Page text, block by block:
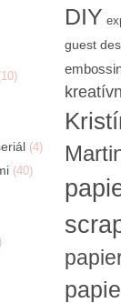
(4)
(40)
DIY
guest